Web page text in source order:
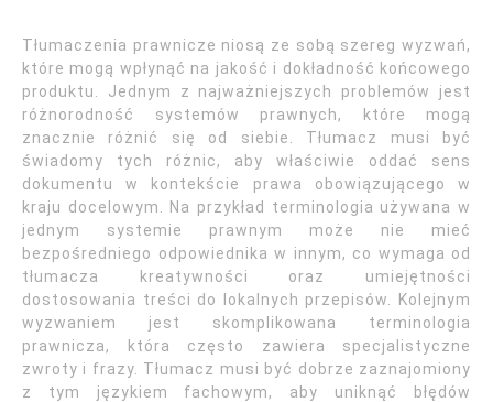
Tłumaczenia prawnicze niosą ze sobą szereg wyzwań,
które mogą wpłynąć na jakość i dokładność końcowego
produktu. Jednym z najważniejszych problemów jest
różnorodność systemów prawnych, które mogą
znacznie różnić się od siebie. Tłumacz musi być
świadomy tych różnic, aby właściwie oddać sens
dokumentu w kontekście prawa obowiązującego w
kraju docelowym. Na przykład terminologia używana w
jednym systemie prawnym może nie mieć
bezpośredniego odpowiednika w innym, co wymaga od
tłumacza kreatywności oraz umiejętności
dostosowania treści do lokalnych przepisów. Kolejnym
wyzwaniem jest skomplikowana terminologia
prawnicza, która często zawiera specjalistyczne
zwroty i frazy. Tłumacz musi być dobrze zaznajomiony
z tym językiem fachowym, aby uniknąć błędów